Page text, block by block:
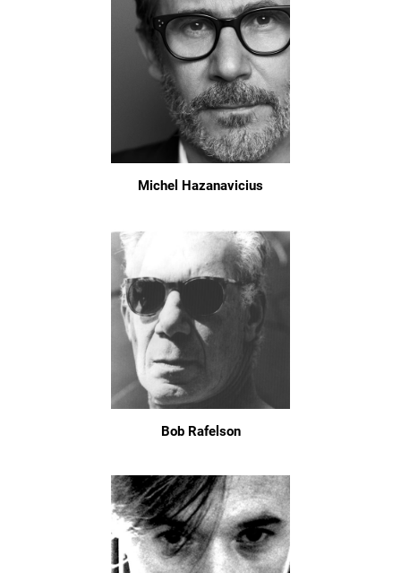
Michel Hazanavicius
Bob Rafelson